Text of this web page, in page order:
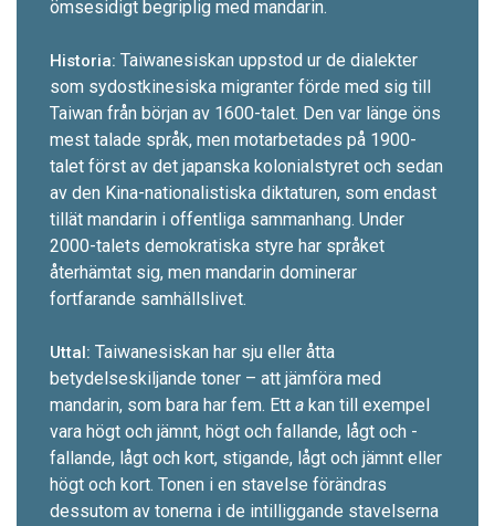
ömsesidigt begriplig med mandarin.
Historia: Taiwanesiskan uppstod ur de dialekter
som sydost­kinesiska migranter förde med sig till
Taiwan från början av 1600-t­alet. Den var länge öns
mest talade språk, men motarbetades på 1900-
talet först av det japanska kolonialstyret och sedan
av den Kina-nationalistiska diktaturen, som endast
tillät mandarin i offentliga sammanhang. Under
2000-talets demokratiska styre har språket
återhämtat sig, men mandarin dominerar
fortfarande samhällslivet.
Uttal: Taiwanesiskan har sju eller åtta
betydelseskiljande toner – att jämföra med
mandarin, som bara har fem. Ett a kan till exempel
vara högt och jämnt, högt och fallande, lågt och ­
fallande, lågt och kort, stigande, lågt och jämnt ­eller
högt och kort. Tonen i en stavelse förändras
dessutom av tonerna i de intilliggande stavelserna